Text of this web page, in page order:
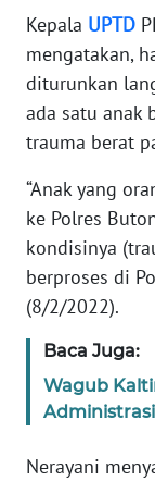
Kepala UPTD
mengatakan,
diturunkan
ada satu anak
trauma berat
“Anak yang
ke Polres
kondisinya
berproses di
(8/2/2022).
Baca Juga:
Wagub
Nerayani
KARIR
DISCLAIMER
News
Regional
WN
SUMUT
JAKARTA
WN